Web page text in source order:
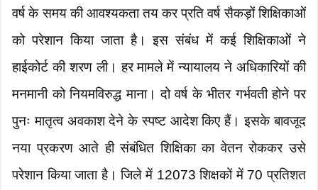
वर्ष के समय की आवश्यकता तय कर प्रति वर्ष सैकड़ों शिक्षिकाओं
को परेशान किया जाता है। इस संबंध में कई शिक्षिकाओं ने
हाईकोर्ट की शरण ली। हर मामले में न्यायालय ने अधिकारियों की
मनमानी को नियमविरुद्ध माना। दो वर्ष के भीतर गर्भवती होने पर
पुनः मातृत्व अवकाश देने के स्पष्ट आदेश किए हैं। इसके बावजूद
नया प्रकरण आते ही संबंधित शिक्षिका का वेतन रोककर उसे
परेशान किया जाता है। जिले में 12073 शिक्षकों में 70 प्रतिशत